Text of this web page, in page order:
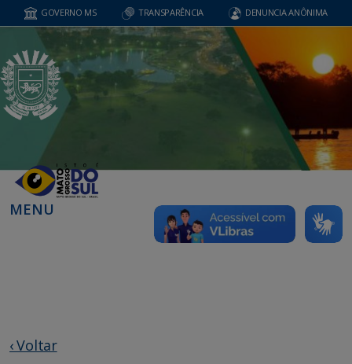
GOVERNO MS TRANSPARÊNCIA DENUNCIA ANÔNIMA
MENU
‹ Voltar